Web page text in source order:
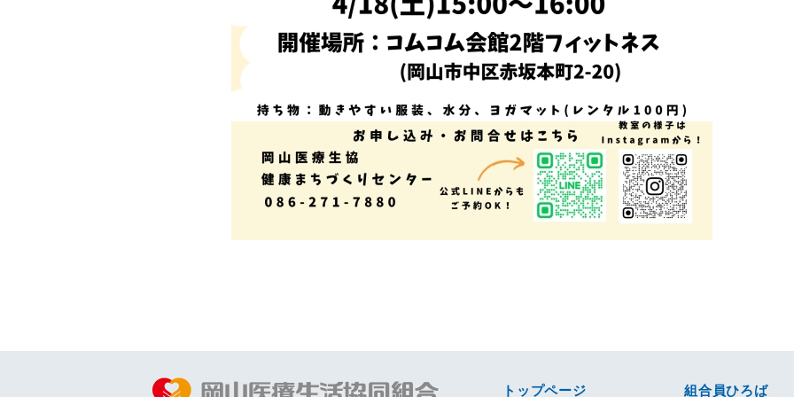
トップページ 組合員ひろば